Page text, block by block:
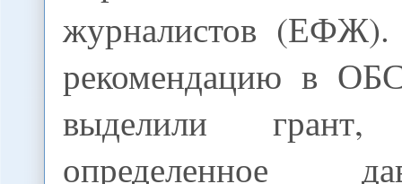
журналистов (ЕФЖ).
рекомендацию в
выделили
определенное